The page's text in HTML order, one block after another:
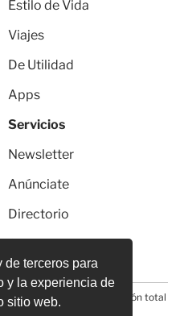
de terceros para
y la experiencia de
sitio web.
Estilo de Vida
Viajes
De Utilidad
Apps
Servicios
Newsletter
Anúnciate
Directorio
Suscripciones
Prohibida la reproducción total
medio electrónico*